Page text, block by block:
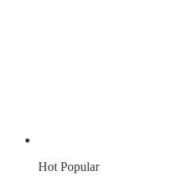
HotPopular